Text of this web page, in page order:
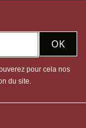
pour cela nos
du site.